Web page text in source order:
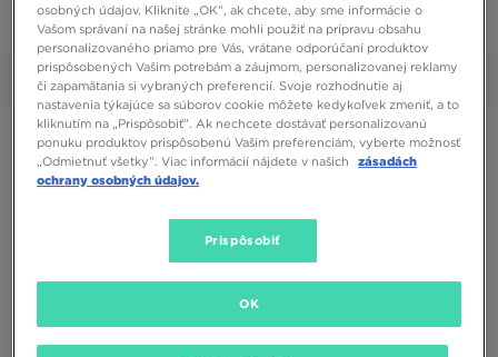
Zoradiť:Odporúčané Filtrovať
Vybrané: Čierna Vyčistiť
osobných údajov. Kliknite „OK”, ak chcete, aby sme informácie o
Vašom správaní na našej stránke mohli použiť na prípravu obsahu
personalizovaného priamo pre Vás, vrátane odporúčaní produktov
prispôsobených Vašim potrebám a záujmom, personalizovanej reklamy
či zapamätania si vybraných preferencií. Svoje rozhodnutie aj
nastavenia týkajúce sa súborov cookie môžete kedykoľvek zmeniť, a to
kliknutím na „Prispôsobiť”. Ak nechcete dostávať personalizovanú
ponuku produktov prispôsobenú Vašim preferenciám, vyberte možnosť
„Odmietnuť všetky”. Viac informácií nájdete v našich
zásadách
ochrany osobných údajov.
Prispôsobiť
OK